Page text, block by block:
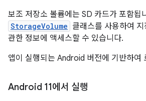
보조 저장소 볼륨에는 SD 카드가 포함됩
StorageVolume 클래스를 사용하여
관한 정보에 액세스할 수 있습니다.
앱이 실행되는 Android 버전에 기반하여
Android 11에서 실행